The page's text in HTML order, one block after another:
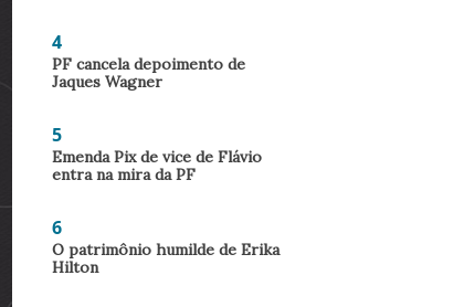
4
PF cancela depoimento de
Jaques Wagner
5
Emenda Pix de vice de Flávio
entra na mira da PF
6
O patrimônio humilde de Erika
Hilton